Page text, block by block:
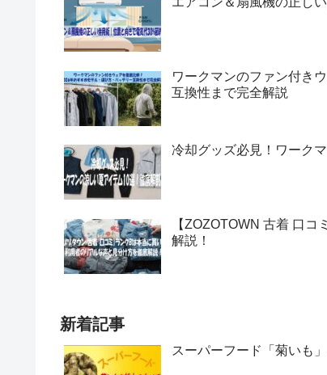
ワークマンのファン付き
互換性まで完全解説
冷却グッズ必見！ワーク
【ZOZOTOWN 古着 口
解説！
新着記事
スーパーフード「菊いも